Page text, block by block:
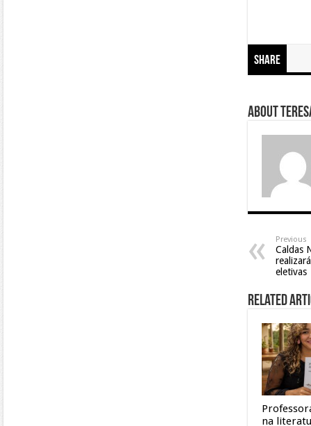
Share
About
Previous
Caldas
eletivas
Related
na